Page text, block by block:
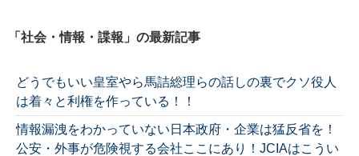
「社会・情報・諜報」の最新記事
どうでもいい皇室やら馬詰総理らの話しの裏でクソ役人
は着々と利権を作っている！！
情報漏洩をわかっていない日本政府・企業は猛反省を！
公安・外事が危険視する会社ここにあり！JCIAはこうい